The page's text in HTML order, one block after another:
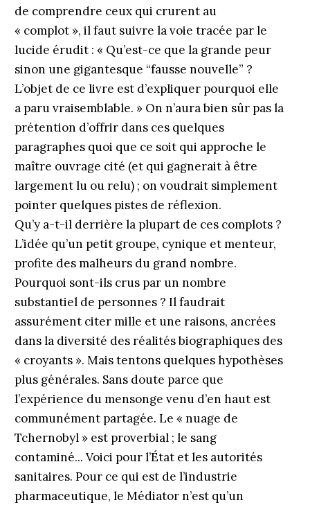
de comprendre ceux qui crurent au
« complot », il faut suivre la voie tracée par le
lucide érudit : « Qu’est-ce que la grande peur
sinon une gigantesque “fausse nouvelle” ?
L’objet de ce livre est d’expliquer pourquoi elle
a paru vraisemblable. » On n’aura bien sûr pas la
prétention d’offrir dans ces quelques
paragraphes quoi que ce soit qui approche le
maître ouvrage cité (et qui gagnerait à être
largement lu ou relu) ; on voudrait simplement
pointer quelques pistes de réflexion.
Qu’y a-t-il derrière la plupart de ces complots ?
L’idée qu’un petit groupe, cynique et menteur,
profite des malheurs du grand nombre.
Pourquoi sont-ils crus par un nombre
substantiel de personnes ? Il faudrait
assurément citer mille et une raisons, ancrées
dans la diversité des réalités biographiques des
« croyants ». Mais tentons quelques hypothèses
plus générales. Sans doute parce que
l’expérience du mensonge venu d’en haut est
communément partagée. Le « nuage de
Tchernobyl » est proverbial ; le sang
contaminé... Voici pour l’État et les autorités
sanitaires. Pour ce qui est de l’industrie
pharmaceutique, le Médiator n’est qu’un